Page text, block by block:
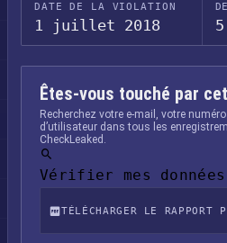
DATE DE LA VIOLATION
1 juillet 2018
Êtes-vous touché par
Recherchez votre e-mail, votre
d’utilisateur dans tous les
CheckLeaked.
Vérifier mes données
TÉLÉCHARGER LE RAPPORT